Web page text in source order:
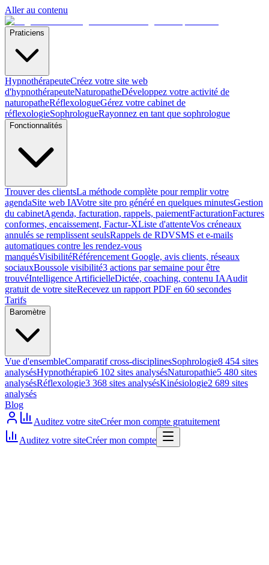
Aller au contenu
Praticiens
HypnothérapeuteCréez votre site web
d'hypnothérapeuteNaturopatheDéveloppez votre activité de
naturopatheRéflexologueGérez votre cabinet de
réflexologieSophrologueRayonnez en tant que sophrologue
Fonctionnalités
Trouver des clientsLa méthode complète pour remplir votre
agendaSite web IAVotre site pro généré en quelques minutesGestion
du cabinetAgenda, facturation, rappels, paiementFacturationFactures
conformes, encaissement, Factur-XListe d'attenteVos créneaux
annulés se remplissent seulsRappels de RDVSMS et e-mails
automatiques contre les rendez-vous
manquésVisibilitéRéférencement Google, avis clients, réseaux
sociauxBoussole visibilité3 actions par semaine pour être
trouvéIntelligence ArtificielleDictée, coaching, contenu IAAudit
gratuit de votre siteRecevez un rapport PDF en 60 secondes
Tarifs
Baromètre
Vue d'ensembleComparatif cross-disciplinesSophrologie8 454 sites
analysésHypnothérapie6 102 sites analysésNaturopathie5 480 sites
analysésRéflexologie3 368 sites analysésKinésiologie2 689 sites
analysés
Blog
Auditez votre siteCréer mon compte gratuitement
Auditez votre siteCréer mon compte